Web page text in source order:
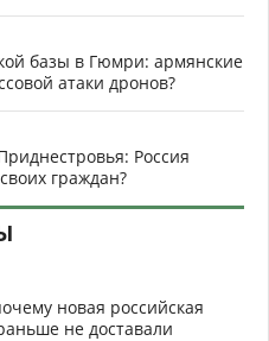
базы в Гюмри: армянские
атаки дронов?
Россия
граждан?
новая российская
не доставали